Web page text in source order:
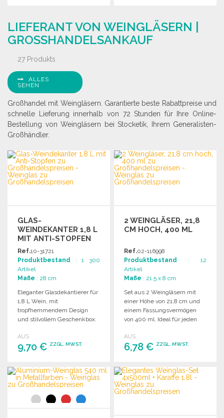
Angebot anfordern Angebot anfordern
LIEFERANT VON WEINGLÄSERN |
GROSSHANDELSANKAUF
27 Produkts
ALLES
SEHEN
Großhandel mit Weingläsern. Garantierte beste Rabattpreise und
schnelle Lieferung innerhalb von 72 Stunden für Ihre Online-
Bestellung von Weingläsern bei Stocketik, Ihrem Generalisten-
Großhändler.
GLAS-
WEINDEKANTER 1,8 L
MIT ANTI-STOPFEN
Ref.10-31721
Produktbestand : 1 300
Artikel
Maße : 28 cm
Eleganter Glasdekantierer für
1,8 L Wein, mit
tropfhemmendem Design
und stilvollem Geschenkbox.
AUS
9,70 € ZZGL. MWST.
BESTELLEN
Angebot anfordern
2 WEINGLÄSER, 21,8
CM HOCH, 400 ML
Ref.02-116998
Produktbestand : 12
Artikel
Maße : 21.5 x 8 cm
Set aus 2 Weingläsern mit
einer Höhe von 21,8 cm und
einem Fassungsvermögen
von 400 ml. Ideal für jeden
AUS
6,78 € ZZGL. MWST.
BESTELLEN
Angebot anfordern